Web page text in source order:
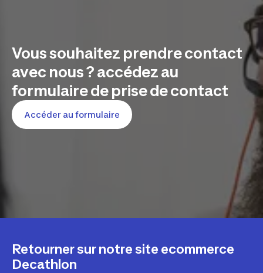
Vous souhaitez prendre contact
avec nous ? accédez au
formulaire de prise de contact
Accéder au formulaire
Retourner sur notre site ecommerce
Decathlon